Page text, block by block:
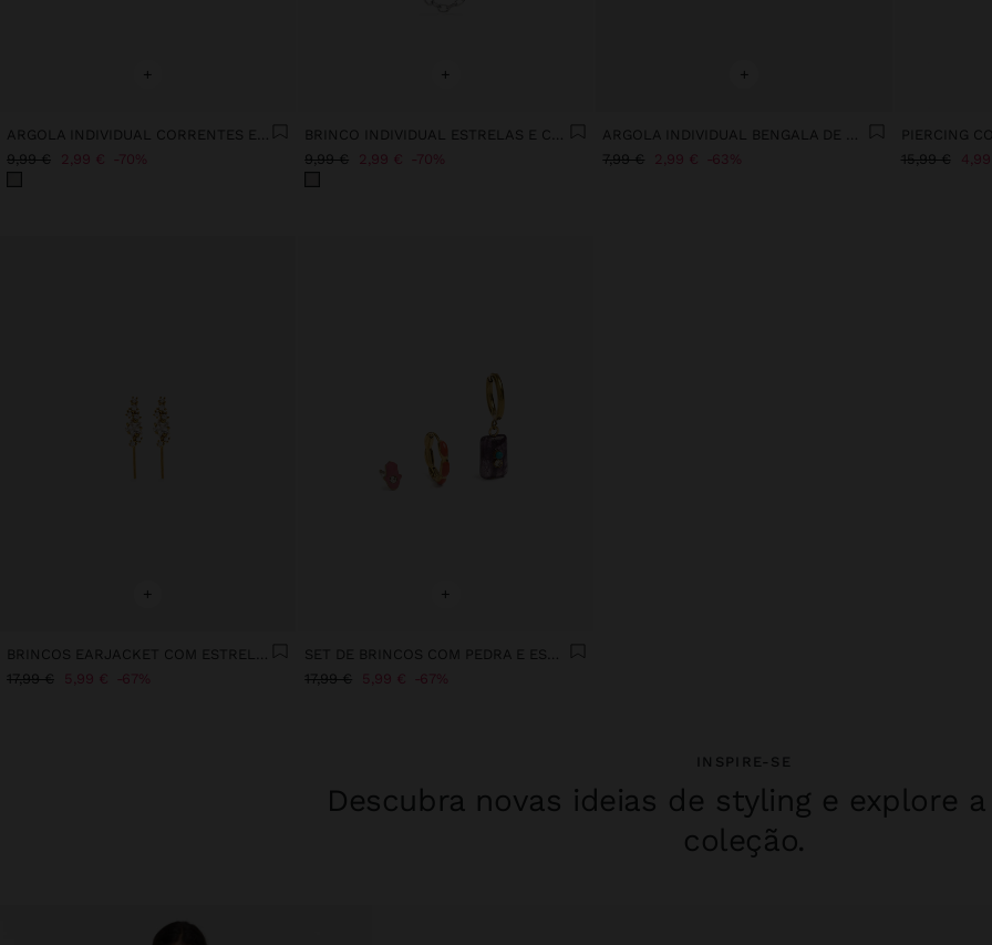
+
ARGOLA INDIVIDUAL CORRENTES E CRISTAIS - AÇO INOXIDÁVEL
9,99 € 2,99 € 70%
+
BRINCO INDIVIDUAL ESTRELAS E CORRENTE - AÇO INOXIDÁVEL
9,99 € 2,99 € 70%
+
ARGOLA INDIVIDUAL BENGALA DE NATAL - AÇO INOXIDÁVEL
7,99 € 2,99 € 63% 15,99 €
+
BRINCOS EARJACKET COM ESTRELAS - AÇO INOXIDÁVEL
17,99 € 5,99 € 67%
+
SET DE BRINCOS COM PEDRA E ESMALTE - AÇO INOXIDÁVEL
17,99 € 5,99 € 67%
INSPIRE-SE
Descubra novas ideias de styling e explore
coleção.